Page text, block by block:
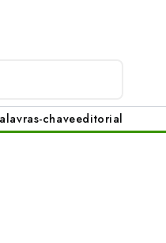
chaveeditorial